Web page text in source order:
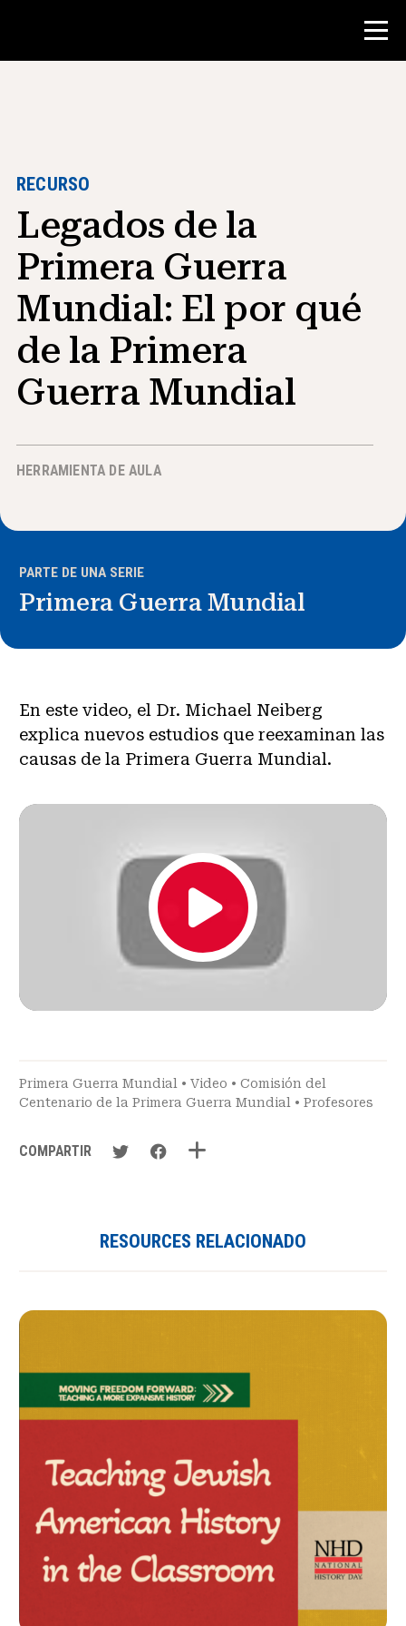
Recursos para maestros
Herramientas para el aula
Cursos
institutos
Enseñanza de Habilidades de
Investigación
Asesoramiento a estudiantes de NHD
RECURSO
Legados de la
Primera Guerra
Mundial: El por qué
de la Primera
Guerra Mundial
HERRAMIENTA DE AULA
PARTE DE UNA SERIE
Primera Guerra Mundial
En este video, el Dr. Michael Neiberg
explica nuevos estudios que reexaminan las
causas de la Primera Guerra Mundial.
Primera Guerra Mundial • Video • Comisión del
Centenario de la Primera Guerra Mundial • Profesores
COMPARTIR
RESOURCES RELACIONADO